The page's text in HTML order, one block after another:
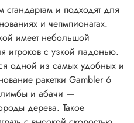
стандартам и подходят для
и чепмпионатах.
имеет небольшой
игроков с узкой ладонью.
одной из самых удобных и
лимбы и абачи —
дерева. Такое